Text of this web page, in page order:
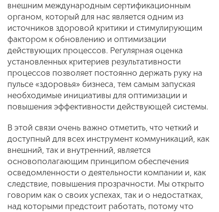
внешним международным сертификационным
органом, который для нас является одним из
источников здоровой критики и стимулирующим
фактором к обновлению и оптимизации
действующих процессов. Регулярная оценка
установленных критериев результативности
процессов позволяет постоянно держать руку на
пульсе «здоровья» бизнеса, тем самым запуская
необходимые инициативы для оптимизации и
повышения эффективности действующей системы.
В этой связи очень важно отметить, что четкий и
доступный для всех инструмент коммуникаций, как
внешний, так и внутренний, является
основополагающим принципом обеспечения
осведомленности о деятельности компании и, как
следствие, повышения прозрачности. Мы открыто
говорим как о своих успехах, так и о недостатках,
над которыми предстоит работать, потому что